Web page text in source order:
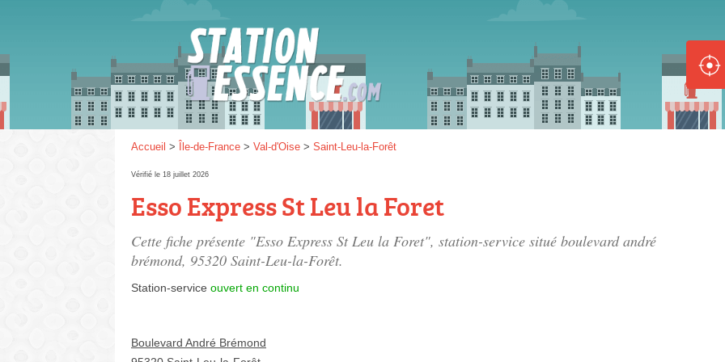
Accueil > Île-de-France > Val-d'Oise > Saint-Leu-la-Forêt
Vérifié le 18 juillet 2026
Esso Express St Leu la Foret
Cette fiche présente "Esso Express St Leu la Foret", station-service situé boulevard andré
brémond, 95320 Saint-Leu-la-Forêt.
Station-service ouvert en continu
Boulevard André Brémond
Gazole :
Disponible Épuisé
SP 98 :
SP 95 :
Disponible Épuisé